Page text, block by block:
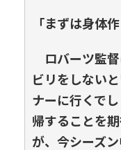
「まずは身体作
ロバーツ監督
ビリをしない
ナーに行くで
帰することを
が、今シーズ